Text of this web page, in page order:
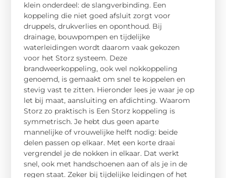
klein onderdeel: de slangverbinding. Een
koppeling die niet goed afsluit zorgt voor
druppels, drukverlies en oponthoud. Bij
drainage, bouwpompen en tijdelijke
waterleidingen wordt daarom vaak gekozen
voor het Storz systeem. Deze
brandweerkoppeling, ook wel nokkoppeling
genoemd, is gemaakt om snel te koppelen en
stevig vast te zitten. Hieronder lees je waar je op
let bij maat, aansluiting en afdichting. Waarom
Storz zo praktisch is Een Storz koppeling is
symmetrisch. Je hebt dus geen aparte
mannelijke of vrouwelijke helft nodig: beide
delen passen op elkaar. Met een korte draai
vergrendel je de nokken in elkaar. Dat werkt
snel, ook met handschoenen aan of als je in de
regen staat. Zeker bij tijdelijke leidingen of het